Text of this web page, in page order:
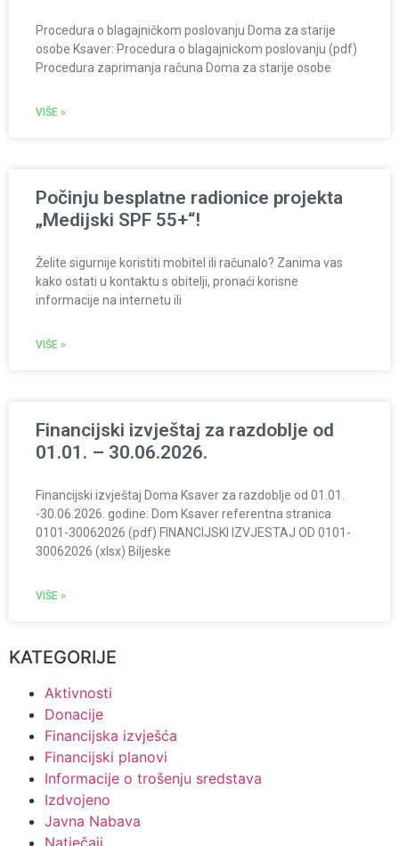
Procedura o blagajničkom poslovanju Doma za starije
osobe Ksaver: Procedura o blagajnickom poslovanju (pdf)
Procedura zaprimanja računa Doma za starije osobe
VIŠE »
Počinju besplatne radionice projekta
„Medijski SPF 55+“!
Želite sigurnije koristiti mobitel ili računalo? Zanima vas
kako ostati u kontaktu s obitelji, pronaći korisne
informacije na internetu ili
VIŠE »
Financijski izvještaj za razdoblje od
01.01. – 30.06.2026.
Financijski izvještaj Doma Ksaver za razdoblje od 01.01.
-30.06.2026. godine: Dom Ksaver referentna stranica
0101-30062026 (pdf) FINANCIJSKI IZVJESTAJ OD 0101-
30062026 (xlsx) Biljeske
VIŠE »
KATEGORIJE
Aktivnosti
Donacije
Financijska izvješća
Financijski planovi
Informacije o trošenju sredstava
Izdvojeno
Javna Nabava